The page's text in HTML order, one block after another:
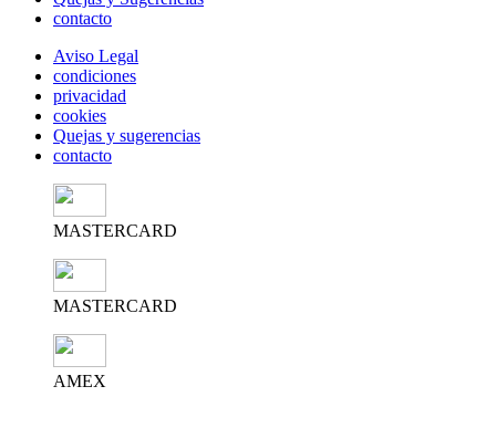
contacto
Aviso Legal
condiciones
privacidad
cookies
Quejas y sugerencias
contacto
MASTERCARD
MASTERCARD
AMEX